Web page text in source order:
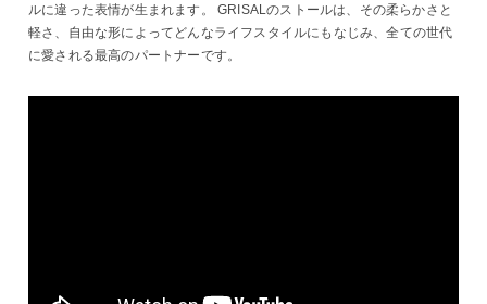
ルに違った表情が生まれます。 GRISALのストールは、その柔らかさと
軽さ、自由な形によってどんなライフスタイルにもなじみ、全ての世代
に愛される最高のパートナーです。